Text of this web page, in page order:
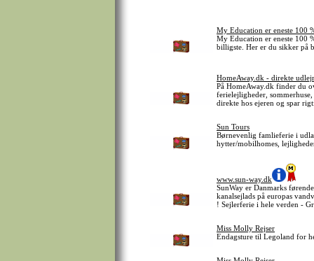
My Education er eneste 100
My Education er eneste 100
billigste. Her er du sikker på
HomeAway.dk - direkte
På HomeAway.dk finder du
ferielejligheder,
direkte hos ejeren og spar
Sun Tours
Børnevenlig famlieferie i
hytter/mobilhomes,
www.sun-way.dk
SunWay er Danmarks
kanalsejlads på europas
! Sejlerferie i hele verden -
Miss Molly Rejser
Endagsture til Legoland for